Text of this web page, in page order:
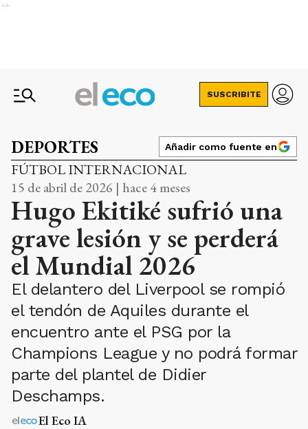
Ads
SUSCRIBITE
DEPORTES Añadir como fuente en
FÚTBOL INTERNACIONAL
15 de abril de 2026 | hace 4 meses
Hugo Ekitiké sufrió una
grave lesión y se perderá
el Mundial 2026
El delantero del Liverpool se rompió
el tendón de Aquiles durante el
encuentro ante el PSG por la
Champions League y no podrá formar
parte del plantel de Didier
Deschamps.
El Eco IA